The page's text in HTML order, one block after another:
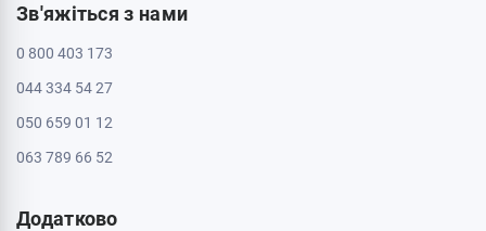
Зв'яжіться з нами
0 800 403 173
044 334 54 27
050 659 01 12
063 789 66 52
Додатково